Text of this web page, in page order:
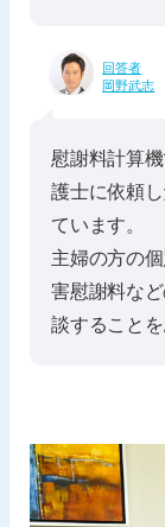
回答者
岡野武志
慰謝料計算
護士に依頼
ています。
主婦の方の
害慰謝料な
談することを